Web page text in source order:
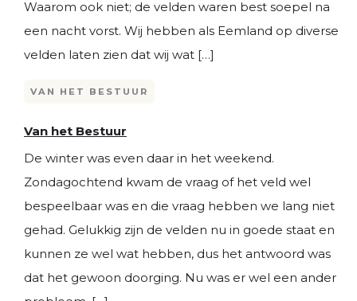
Waarom ook niet; de velden waren best soepel na
een nacht vorst. Wij hebben als Eemland op diverse
velden laten zien dat wij wat […]
VAN HET BESTUUR
Van het Bestuur
De winter was even daar in het weekend.
Zondagochtend kwam de vraag of het veld wel
bespeelbaar was en die vraag hebben we lang niet
gehad. Gelukkig zijn de velden nu in goede staat en
kunnen ze wel wat hebben, dus het antwoord was
dat het gewoon doorging. Nu was er wel een ander